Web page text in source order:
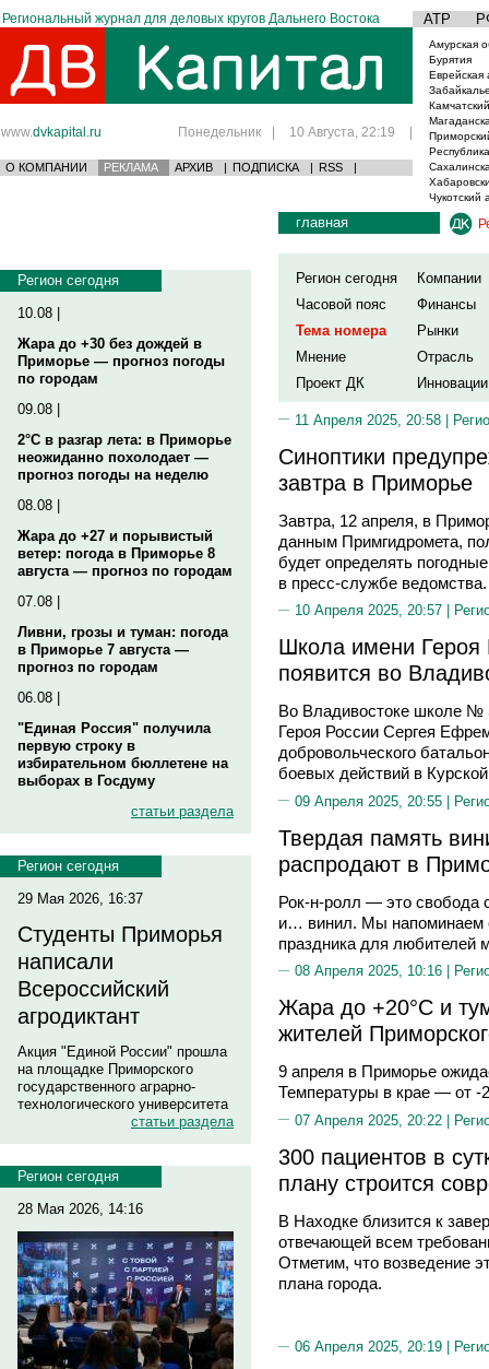
Региональный журнал для деловых кругов Дальнего Востока АТР
www.dvkapital.ru Понедельник | 10 Августа, 22:19 |
О КОМПАНИИ РЕКЛАМА АРХИВ | ПОДПИСКА | RSS |
Амурская
Бурятия
Еврейская
Чукотский
Регион сегодня
10.08 |
Жара до +30 без дождей в
Приморье — прогноз погоды
по городам
09.08 |
2°C в разгар лета: в Приморье
неожиданно похолодает —
прогноз погоды на неделю
08.08 |
Жара до +27 и порывистый
ветер: погода в Приморье 8
августа — прогноз по городам
07.08 |
Ливни, грозы и туман: погода
в Приморье 7 августа —
прогноз по городам
06.08 |
"Единая Россия" получила
первую строку в
избирательном бюллетене на
выборах в Госдуму
статьи раздела
Регион сегодня
29 Мая 2026, 16:37
Студенты Приморья
написали
Всероссийский
агродиктант
Акция "Единой России" прошла
на площадке Приморского
государственного аграрно-
технологического университета
статьи раздела
Регион сегодня
28 Мая 2026, 14:16
главная
Регион сегодня
Компании
Часовой пояс
Финансы
Тема номера
Рынки
Мнение
Отрасль
Проект ДК
Инновации
11 Апреля 2025, 20:58 |
Синоптики
завтра в Приморье
Завтра, 12 апреля, в
данным Примгидромета,
будет определять
в пресс-службе ведомства.
10 Апреля 2025, 20:57 |
Школа имени Героя
появится во
Во Владивостоке школе №
Героя России Сергея
добровольческого
боевых действий в
09 Апреля 2025, 20:55 |
Твердая память
распродают в
Рок-н-ролл — это свобода
и… винил. Мы напоминаем
праздника для любителей
08 Апреля 2025, 10:16 |
Жара до +20°C и
жителей
9 апреля в Приморье
Температуры в крае — от -
07 Апреля 2025, 20:22 |
300 пациентов в
плану строится
В Находке близится к
отвечающей всем
Отметим, что возведение
плана города.
06 Апреля 2025, 20:19 |